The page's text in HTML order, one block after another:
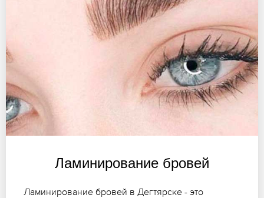
Ламинирование бровей
Ламинирование бровей в Дегтярске - это